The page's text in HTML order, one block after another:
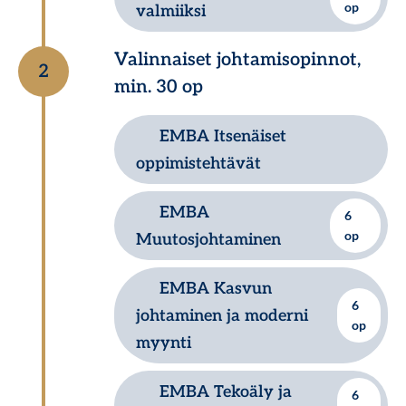
lopputyöhankkeesi!
Lue lisää ohjelmasta
valmiiksi
op
Tukea jo käynnissä olevaan
lopputyöhankkeeseen!
Lue lisää ohjelmasta
2
Valinnaiset johtamisopinnot,
min. 30 op
EMBA Itsenäiset
oppimistehtävät
Lue lisää ohjelmasta
EMBA
Muutosjohtaminen
6
op
Koulutusohjelmassa luot uutta,
toimivampaa kuvaa
johtamisesta ja muutoksesta.
Saat valmiudet hyödyntää
omassa työssäsi
EMBA Kasvun
johtaminen ja moderni
myynti
6
op
Tässä ohjelmassa jäsennät
EMBA Tekoäly ja
6